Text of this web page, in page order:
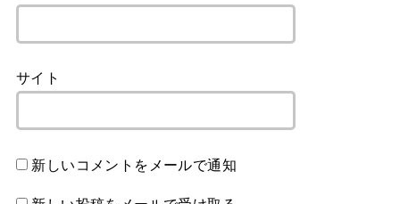
サイト
新しいコメントをメールで通知